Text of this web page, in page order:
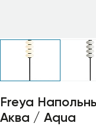
Freya
Аква / Aqua